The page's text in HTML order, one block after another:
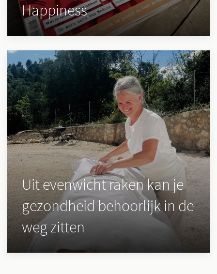
Happiness
Uit evenwicht raken kan je
gezondheid behoorlijk in de
weg zitten